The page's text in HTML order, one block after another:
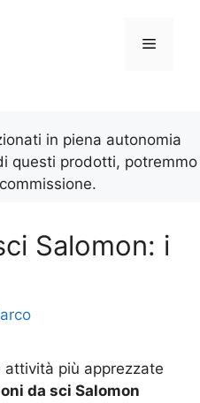
Menu
in piena autonomia
questi prodotti, potremmo
Salomon: i
attività più apprezzate
da sci Salomon